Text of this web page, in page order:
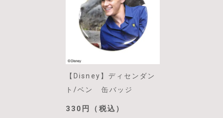
【Disney】ディセンダン
ト/ベン 缶バッジ
330円（税込）